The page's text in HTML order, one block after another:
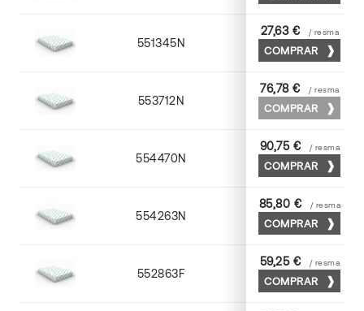
551345N 45 x 64
27,63 € / resma
COMPRAR
553712N 72 x 102
76,78 € / resma
COMPRAR
554470N 70 x 100
90,75 € / resma
COMPRAR
554263N 63 x 88
85,80 € / resma
COMPRAR
552863F 63 x 88
59,25 € / resma
COMPRAR